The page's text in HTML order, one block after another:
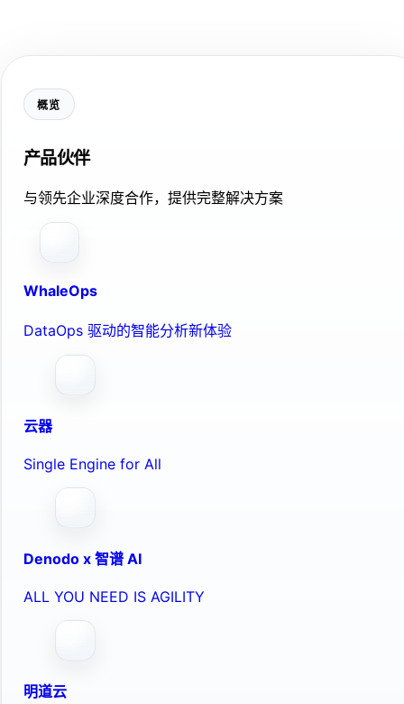
概览
产品伙伴
与领先企业深度合作，提供完整解决方案
WhaleOps
DataOps 驱动的智能分析新体验
云器
Single Engine for All
Denodo x 智谱 AI
ALL YOU NEED IS AGILITY
明道云